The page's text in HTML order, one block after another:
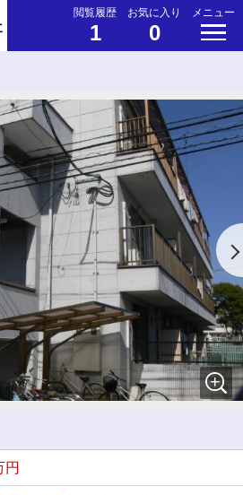
閲覧履歴
1
お気に入り
0
メニュー
円